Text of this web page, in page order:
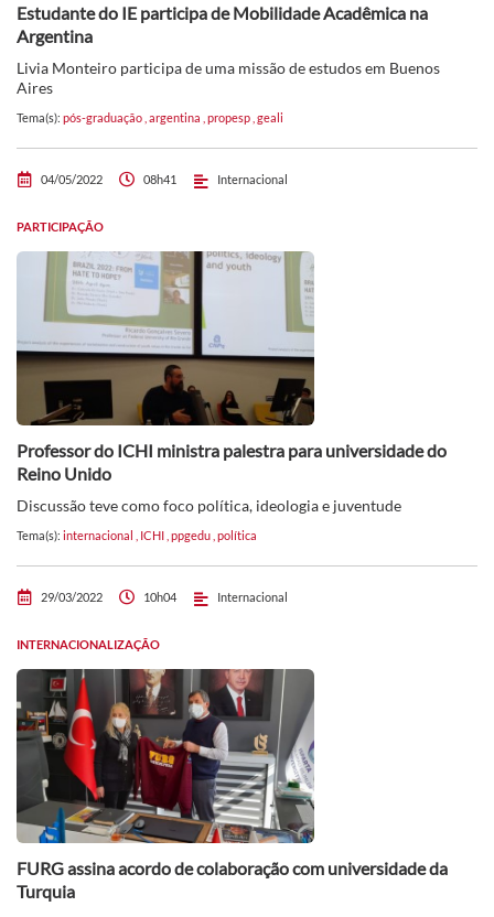
Estudante do IE participa de Mobilidade Acadêmica na
Argentina
Livia Monteiro participa de uma missão de estudos em Buenos
Aires
Tema(s): pós-graduação argentina propesp geali
04/05/2022 08h41 Internacional
PARTICIPAÇÃO
Professor do ICHI ministra palestra para universidade do
Reino Unido
Discussão teve como foco política, ideologia e juventude
Tema(s): internacional ICHI ppgedu política
29/03/2022 10h04 Internacional
INTERNACIONALIZAÇÃO
FURG assina acordo de colaboração com universidade da
Turquia